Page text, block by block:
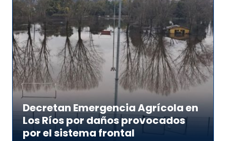
Decretan Emergencia Agrícola en
Los Ríos por daños provocados
por el sistema frontal